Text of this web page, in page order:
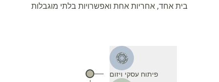
בית אחד, אחריות אחת ואפשרויות בלתי מוגבלות
פיתוח עסקי ויזום